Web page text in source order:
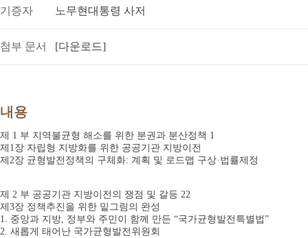
기증자 노무현대통령 사저
첨부 문서 [다운로드]
내용
제 1 부 지역불균형 해소를 위한 분권과 분산정책 1
제1장 자립형 지방화를 위한 공공기관 지방이전
제2장 균형발전정책의 구체화: 계획 및 로드맵 구상·법률제정
제 2 부 공공기관 지방이전의 쟁점 및 갈등 22
제3장 정책추진을 위한 밑그림의 완성
1. 중앙과 지방, 정부와 주민이 함께 만든 “국가균형발전특별법”
2. 새롭게 태어난 국가균형발전위원회